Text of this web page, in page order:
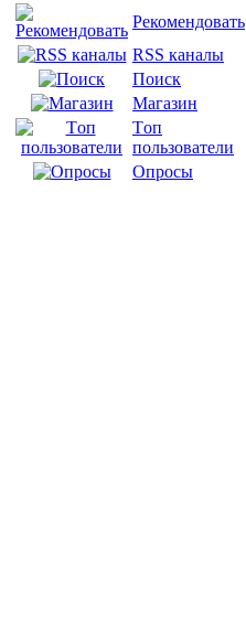
Рекомендовать
RSS каналы
Поиск
Магазин
Tоп
пользователи
Опросы